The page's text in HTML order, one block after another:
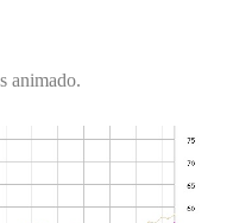
animado.